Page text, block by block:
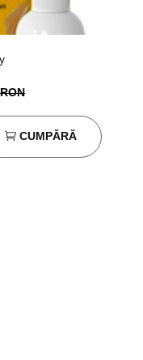
CUMPĂRĂ